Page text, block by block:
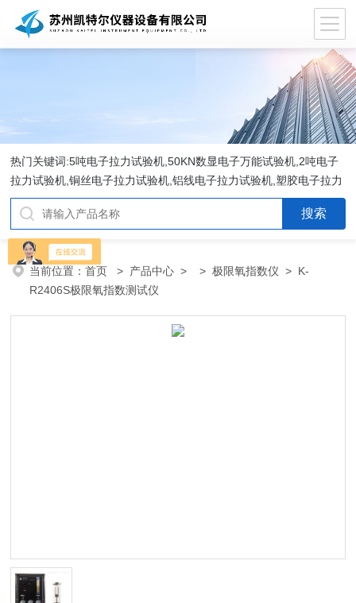
热门关键词:5吨电子拉力试验机,50KN数显电子万能试验机,2吨电子
拉力试验机,铜丝电子拉力试验机,铝线电子拉力试验机,塑胶电子拉力
试验机.
当前位置：首页 > 产品中心 > >极限氧指数仪 > K-
R2406S极限氧指数测试仪